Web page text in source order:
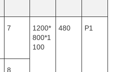
7
1200*
800*1
100
480 P1
8